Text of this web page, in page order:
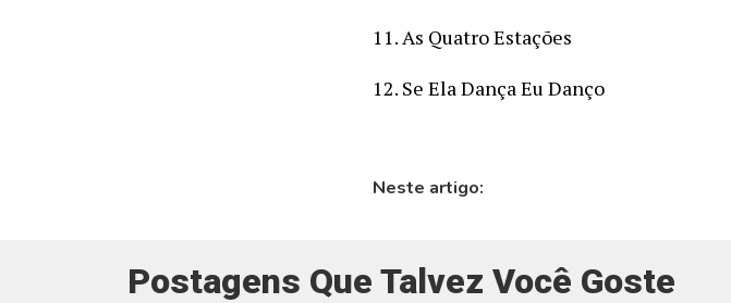
11. As Quatro Estações
12. Se Ela Dança Eu Danço
Neste artigo:
Postagens Que Talvez Você Goste